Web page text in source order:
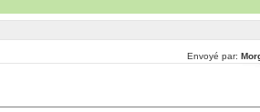
Envoyé par: